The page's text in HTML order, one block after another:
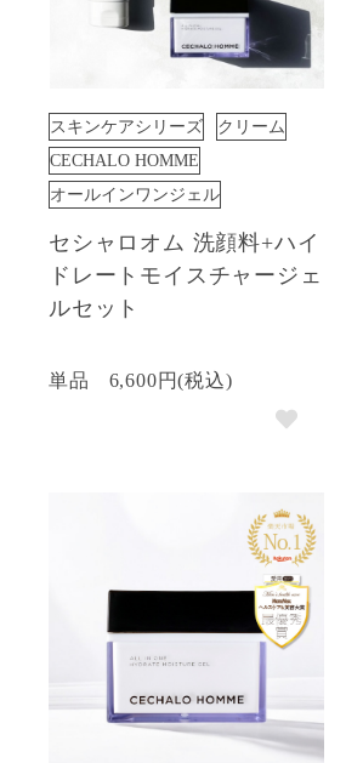
スキンケアシリーズ
クリーム
CECHALO HOMME
オールインワンジェル
セシャロオム 洗顔料+ハイ
ドレートモイスチャージェ
ルセット
単品 6,600円(税込)